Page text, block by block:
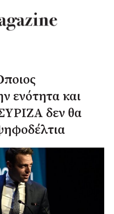
ενότητα και
δεν θα